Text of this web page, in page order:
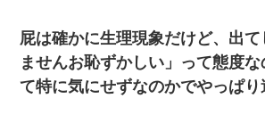
屁は確かに生理現象だけど、出
ませんお恥ずかしい」って態度
て特に気にせずなのかでやっぱり